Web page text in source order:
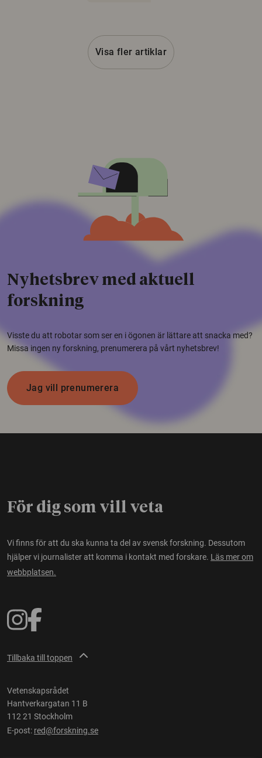
Visa fler artiklar
Nyhetsbrev med aktuell
forskning
Visste du att robotar som ser en i ögonen är lättare att snacka med?
Missa ingen ny forskning, prenumerera på vårt nyhetsbrev!
Jag vill prenumerera
För dig som vill veta
Vi finns för att du ska kunna ta del av svensk forskning. Dessutom
hjälper vi journalister att komma i kontakt med forskare. Läs mer om
webbplatsen.
Tillbaka till toppen
Vetenskapsrådet
Hantverkargatan 11 B
112 21 Stockholm
E-post: red@forskning.se